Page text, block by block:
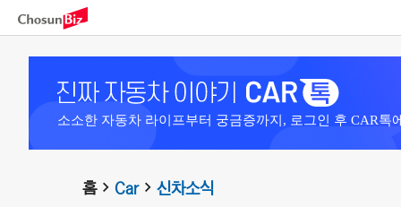
소소한 자동차 라이프부터 궁금증까지, 로그인 후 CAR톡
홈 Car 신차소식